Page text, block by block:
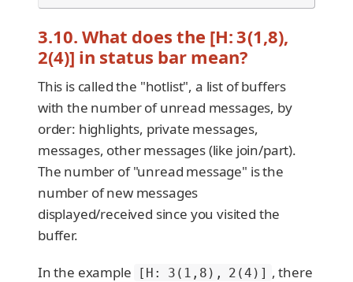
3.10. What does the [H: 3(1,8),
2(4)] in status bar mean?
This is called the "hotlist", a list of buffers
with the number of unread messages, by
order: highlights, private messages,
messages, other messages (like join/part).
The number of "unread message" is the
number of new messages
displayed/received since you visited the
buffer.
In the example [H: 3(1,8), 2(4)] , there